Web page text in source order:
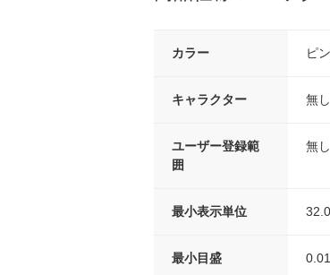
カラー ピ
キャラクター 無し
ユーザー登録範
囲
無し
最小表示単位
最小目盛